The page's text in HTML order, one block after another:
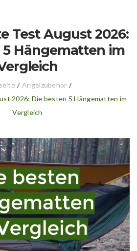
Test August 2026:
5 Hängematten im
/ Angelzubehör /
2026: Die besten 5 Hängematten im
Vergleich